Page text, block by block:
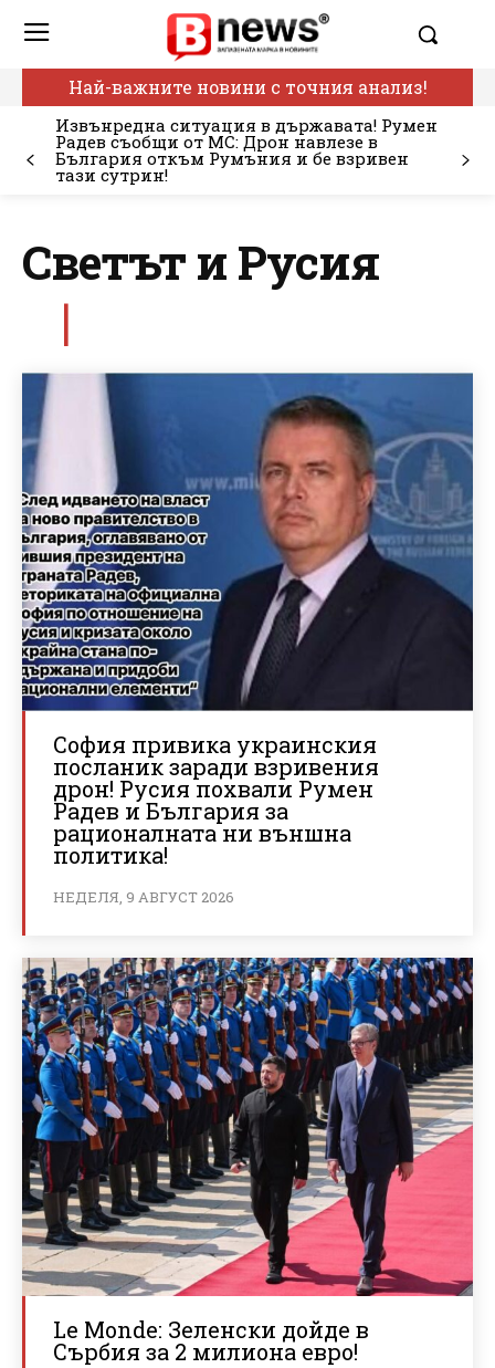
Най-важните новини с точния анализ!
Извънредна ситуация в държавата! Румен
Радев съобщи от МС: Дрон навлезе в
България откъм Румъния и бе взривен
тази сутрин!
Светът и Русия
София привика украинския
посланик заради взривения
дрон! Русия похвали Румен
Радев и България за
рационалната ни външна
политика!
НЕДЕЛЯ, 9 АВГУСТ 2026
Le Monde: Зеленски дойде в
Сърбия за 2 милиона евро!